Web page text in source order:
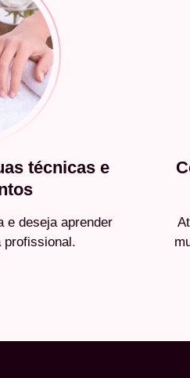
técnicas e
e deseja aprender
profissional.